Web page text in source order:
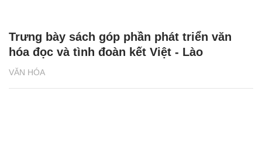
VĂN HÓA
Trưng bày sách góp phần phát triển văn
hóa đọc và tình đoàn kết Việt - Lào